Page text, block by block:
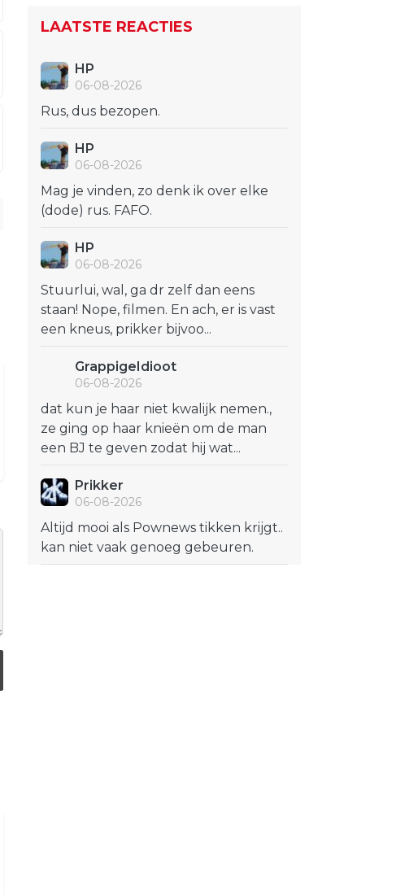
LAATSTE REACTIES
HP
06-08-2026
Rus, dus bezopen.
HP
06-08-2026
Mag je vinden, zo denk ik over elke
(dode) rus. FAFO.
HP
06-08-2026
Stuurlui, wal, ga dr zelf dan eens
staan! Nope, filmen. En ach, er is vast
een kneus, prikker bijvoo...
GrappigeIdioot
06-08-2026
dat kun je haar niet kwalijk nemen.,
ze ging op haar knieën om de man
een BJ te geven zodat hij wat...
Prikker
06-08-2026
Altijd mooi als Pownews tikken krijgt..
kan niet vaak genoeg gebeuren.